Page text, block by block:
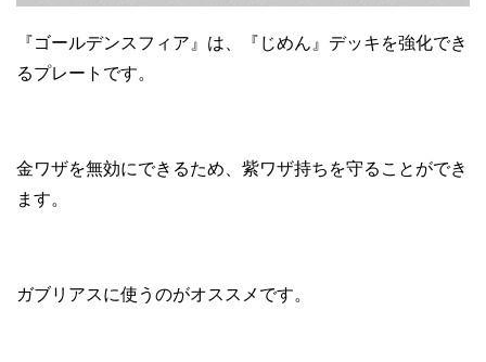
『ゴールデンスフィア』は、『じめん』デッキを強化でき
るプレートです。
金ワザを無効にできるため、紫ワザ持ちを守ることができ
ます。
ガブリアスに使うのがオススメです。